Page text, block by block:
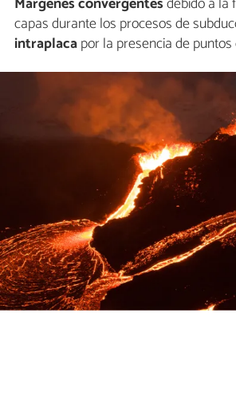
capas durante los procesos de
intraplacapor la presencia de